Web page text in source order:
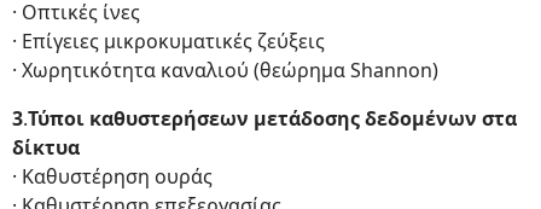
· Οπτικές ίνες
· Επίγειες μικροκυματικές ζεύξεις
· Χωρητικότητα καναλιού (θεώρημα Shannon)
3.Τύποι καθυστερήσεων μετάδοσης δεδομένων στα
δίκτυα
· Καθυστέρηση ουράς